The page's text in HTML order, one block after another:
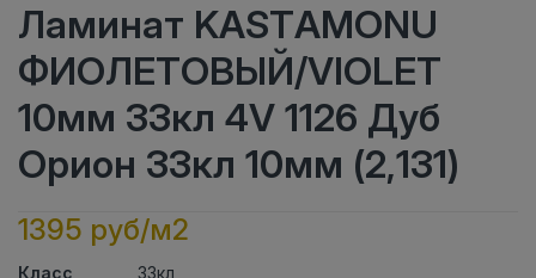
Ламинат KASTAMONU
ФИОЛЕТОВЫЙ/VIOLET
10мм 33кл 4V 1126 Дуб
Орион 33кл 10мм (2,131)
1395 руб/м2
Класс
33кл